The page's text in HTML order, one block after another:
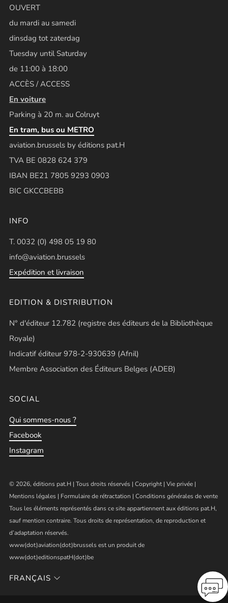
OUVERT
du mardi au samedi
dinsdag tot zaterdag
Tuesday until Saturday
de 11:00 à 18:00
ACCÈS / ACCESS
En voiture
Parking à 20 m. au Colruyt
En tram, bus ou METRO
aviation.brussels by éditions pat.H
TVA BE 0828 624 379
IBAN BE21 7805 9293 0903
BIC GKCCBEBB
INFO
T. 0032 (0) 498 05 19 80
info@aviation.brussels
Expédition et livraison
EDITION & DISTRIBUTION
N° d'éditeur 12.782 (registre des éditeurs de la Bibliothèque
Royale)
Indicatif éditeur 978-2-930639 (Afnil)
Membre Association des Éditeurs Belges (ADEB)
SOCIAL
Qui sommes-nous ?
Facebook
Instagram
© 2026, éditions pat.H | Tous droits réservés | Copyright| Vie privée |
Mentions légales | Formulaire de rétractation | Conditions générales de vente
Tous les éléments représentés dans ce site appartiennent aux éditions pat.H,
sauf mention contraire. Tous droits de représentation, de reproduction et
d’adaptation réservés.
www(dot)aviation(dot)brussels est un produit de
www(dot)editionspatH(dot)be
FRANÇAIS